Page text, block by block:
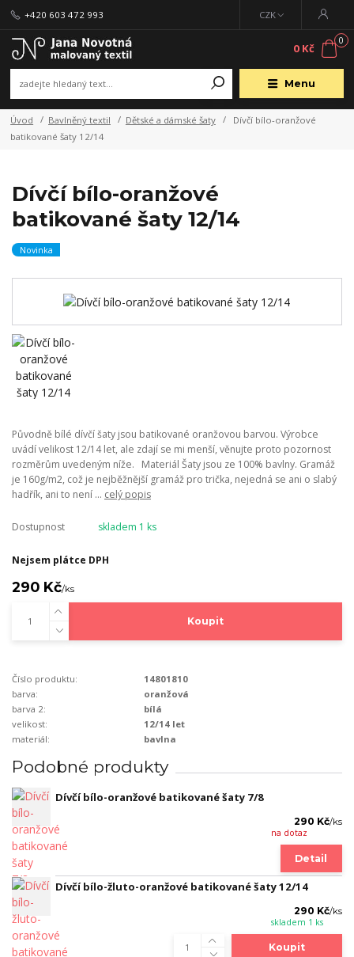
Menu
CZK
+420 603 472 993
0
0 Kč
Úvod Bavlněný textil Dětské a dámské šaty
Dívčí bílo-oranžové
batikované šaty 12/14
Dívčí bílo-oranžové
batikované šaty 12/14
Novinka
Původně bílé dívčí šaty jsou batikované oranžovou barvou. Výrobce
uvádí velikost 12/14 let, ale zdají se mi menší, věnujte proto pozornost
rozměrům uvedeným níže. Materiál Šaty jsou ze 100% bavlny. Gramáž
je 160g/m2, což je nejběžnější gramáž pro trička, nejedná se ani o slabý
hadřík, ani to není ... celý popis
Dostupnost skladem 1 ks
Nejsem plátce DPH
290 Kč/ks
Koupit
Číslo produktu:
14801810
barva:
oranžová
barva 2:
bílá
velikost:
12/14 let
materiál:
bavlna
Podobné produkty
Dívčí bílo-oranžové batikované šaty 7/8
290 Kč/ks
na dotaz
Detail
Dívčí bílo-žluto-oranžové batikované šaty 12/14
290 Kč/ks
skladem 1 ks
Koupit